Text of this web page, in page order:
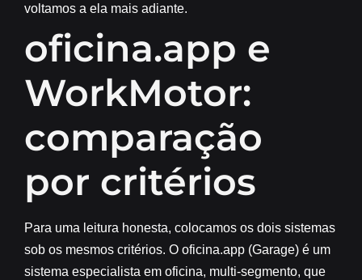
voltamos a ela mais adiante.
oficina.app e
WorkMotor:
comparação
por critérios
Para uma leitura honesta, colocamos os dois sistemas
sob os mesmos critérios. O oficina.app (Garage) é um
sistema especialista em oficina, multi-segmento, que